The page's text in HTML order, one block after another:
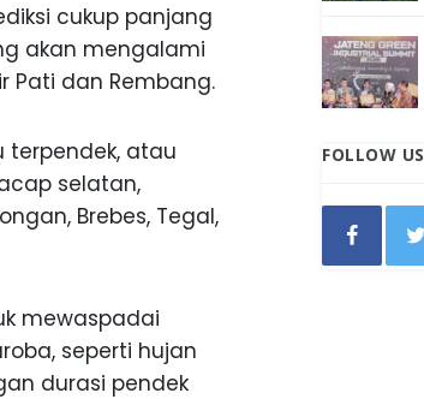
cukup panjang
akan mengalami
Pati dan Rembang.
atau
selatan,
Brebes, Tegal,
mewaspadai
seperti hujan
durasi pendek
FOLLOW US